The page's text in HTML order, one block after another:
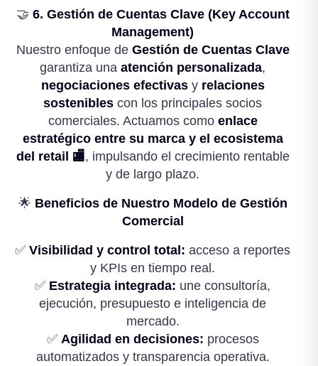
🤝 6. Gestión de Cuentas Clave (Key Account
Management)
Nuestro enfoque de Gestión de Cuentas Clave
garantiza una atención personalizada,
negociaciones efectivasy relaciones
sostenibles con los principales socios
comerciales. Actuamos como enlace
estratégico entre su marca y el ecosistema
del retail 🏬, impulsando el crecimiento rentable
y de largo plazo.
🌟 Beneficios de Nuestro Modelo de Gestión
Comercial
✅ Visibilidad y control total: acceso a reportes
y KPIs en tiempo real.
✅ Estrategia integrada: une consultoría,
ejecución, presupuesto e inteligencia de
mercado.
✅ Agilidad en decisiones: procesos
automatizados y transparencia operativa.